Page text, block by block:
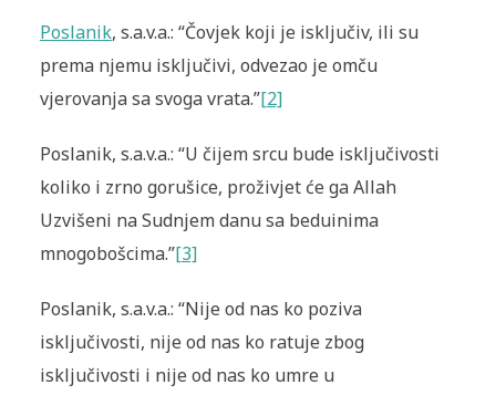
Poslanik, s.a.v.a.: “Čovjek koji je isključiv, ili su
prema njemu isključivi, odvezao je omču
vjerovanja sa svoga vrata.”[2]
Poslanik, s.a.v.a.: “U čijem srcu bude isključivosti
koliko i zrno gorušice, proživjet će ga Allah
Uzvišeni na Sudnjem danu sa bedu­inima
mnogobošcima.”[3]
Poslanik, s.a.v.a.: “Nije od nas ko poziva
isključivosti, nije od nas ko ratuje zbog
isključivosti i nije od nas ko umre u